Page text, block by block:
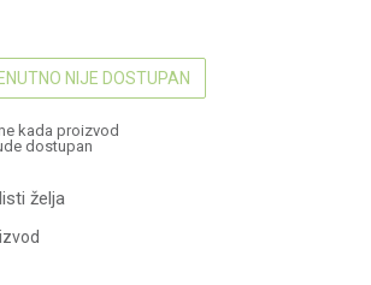
NIJE DOSTUPAN
kada proizvod
dostupan
želja